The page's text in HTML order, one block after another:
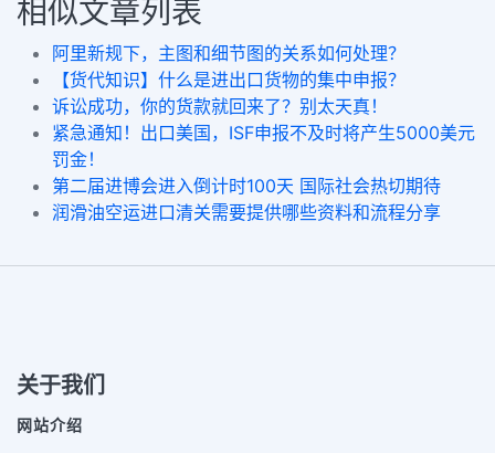
相似文章列表
阿里新规下，主图和细节图的关系如何处理？
【货代知识】什么是进出口货物的集中申报？
诉讼成功，你的货款就回来了？别太天真！
紧急通知！出口美国，ISF申报不及时将产生5000美元
罚金！
第二届进博会进入倒计时100天 国际社会热切期待
润滑油空运进口清关需要提供哪些资料和流程分享
关于我们
网站介绍